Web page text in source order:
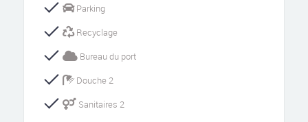
Parking
Recyclage
Bureau du port
Douche 2
Sanitaires 2